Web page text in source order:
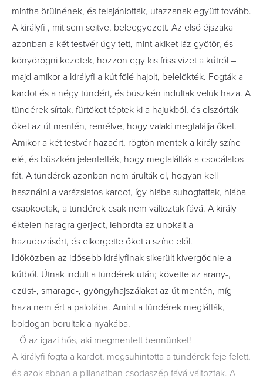
mintha örülnének, és felajánlották, utazzanak együtt tovább.
A királyfi , mit sem sejtve, beleegyezett. Az első éjszaka
azonban a két testvér úgy tett, mint akiket láz gyötör, és
könyörögni kezdtek, hozzon egy kis friss vizet a kútról –
majd amikor a királyfi a kút fölé hajolt, belelökték. Fogták a
kardot és a négy tündért, és büszkén indultak velük haza. A
tündérek sírtak, fürtöket téptek ki a hajukból, és elszórták
őket az út mentén, remélve, hogy valaki megtalálja őket.
Amikor a két testvér hazaért, rögtön mentek a király színe
elé, és büszkén jelentették, hogy megtalálták a csodálatos
fát. A tündérek azonban nem árulták el, hogyan kell
használni a varázslatos kardot, így hiába suhogtattak, hiába
csapkodtak, a tündérek csak nem változtak fává. A király
éktelen haragra gerjedt, lehordta az unokáit a
hazudozásért, és elkergette őket a színe elől.
Időközben az idősebb királyfinak sikerült kivergődnie a
kútból. Útnak indult a tündérek után; követte az arany-,
ezüst-, smaragd-, gyöngyhajszálakat az út mentén, míg
haza nem ért a palotába. Amint a tündérek meglátták,
boldogan borultak a nyakába.
– Ő az igazi hős, aki megmentett bennünket!
A királyfi fogta a kardot, megsuhintotta a tündérek feje felett,
és azok abban a pillanatban csodaszép fává változtak. A